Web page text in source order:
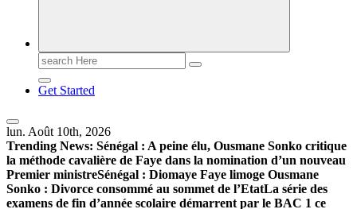
Search
for:
Get Started
lun. Août 10th, 2026
Trending News: Sénégal : A peine élu, Ousmane Sonko critique
la méthode cavalière de Faye dans la nomination d’un nouveau
Premier ministreSénégal : Diomaye Faye limoge Ousmane
Sonko : Divorce consommé au sommet de l’EtatLa série des
examens de fin d’année scolaire démarrent par le BAC 1 ce